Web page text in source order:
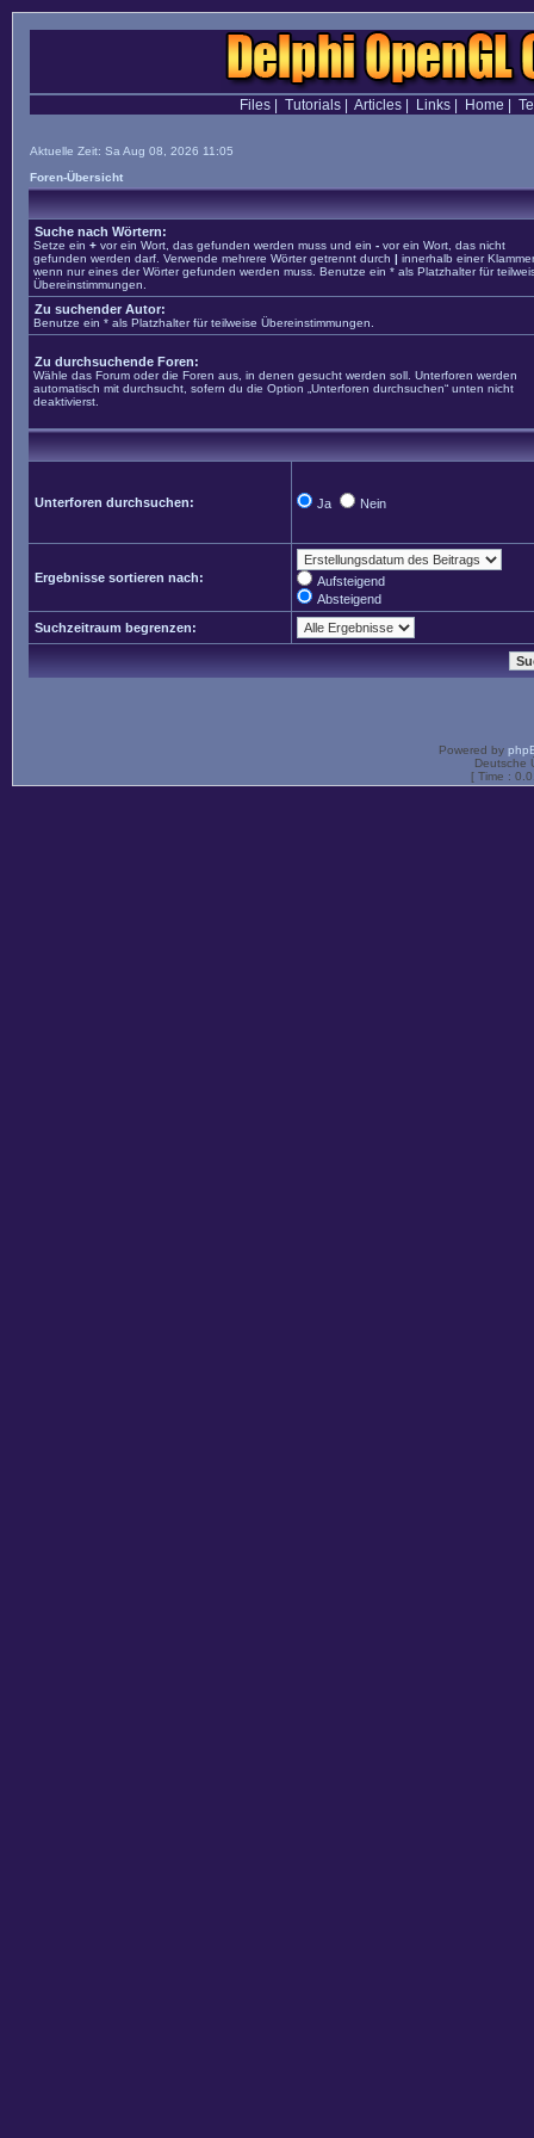
Files| Tutorials| Articles| Links| Home
Aktuelle Zeit: Sa Aug 08, 2026 11:05
Foren-Übersicht
Suche nach Wörtern:
Setze ein + vor ein Wort, das gefunden werden muss und ein - vor ein Wort, das nicht
gefunden werden darf. Verwende mehrere Wörter getrennt durch | innerhalb einer
wenn nur eines der Wörter gefunden werden muss. Benutze ein * als Platzhalter für
Übereinstimmungen.
Zu suchender Autor:
Benutze ein * als Platzhalter für teilweise Übereinstimmungen.
Zu durchsuchende Foren:
Wähle das Forum oder die Foren aus, in denen gesucht werden soll. Unterforen werden
automatisch mit durchsucht, sofern du die Option „Unterforen durchsuchen“ unten nicht
deaktivierst.
Unterforen durchsuchen: Ja Nein
Ergebnisse sortieren nach:
Aufsteigend
Absteigend
Suchzeitraum begrenzen:
Powered by
Deutsche
[ Time :